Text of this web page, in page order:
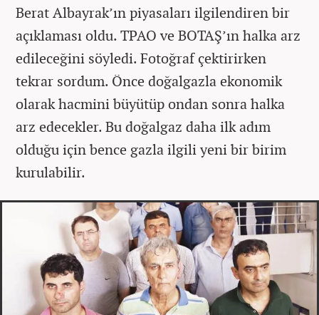
Berat Albayrak’ın piyasaları ilgilendiren bir
açıklaması oldu. TPAO ve BOTAŞ’ın halka arz
edileceğini söyledi. Fotoğraf çektirirken
tekrar sordum. Önce doğalgazla ekonomik
olarak hacmini büyütüp ondan sonra halka
arz edecekler. Bu doğalgaz daha ilk adım
olduğu için bence gazla ilgili yeni bir birim
kurulabilir.